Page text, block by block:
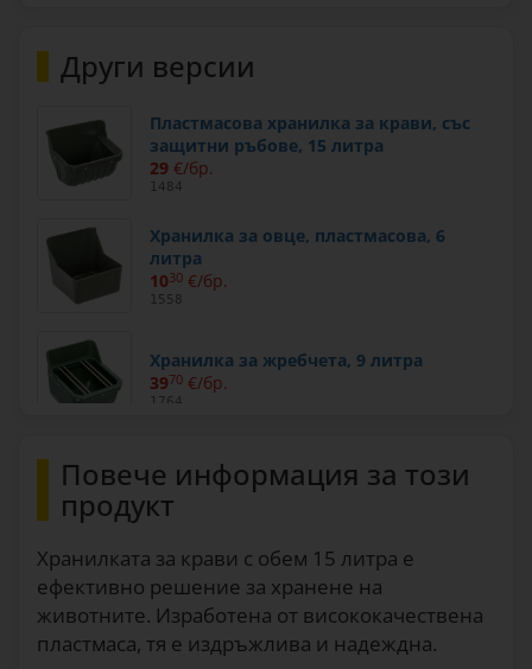
Други версии
Пластмасова хранилка за крави, със
защитни ръбове, 15 литра
29 €/бр.
1484
Хранилка за овце, пластмасова, 6
литра
1030 €/бр.
1558
Хранилка за жребчета, 9 литра
3970 €/бр.
1764
Повече информация за този
продукт
Хранилката за крави с обем 15 литра е
ефективно решение за хранене на
животните. Изработена от висококачествена
пластмаса, тя е издръжлива и надеждна.